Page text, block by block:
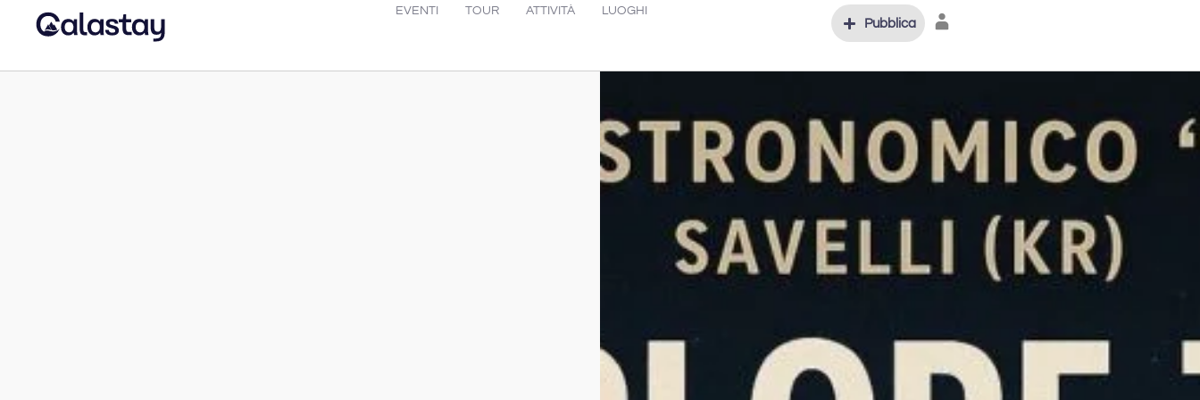
EVENTI TOUR ATTIVITÀ LUOGHI
Pubblica